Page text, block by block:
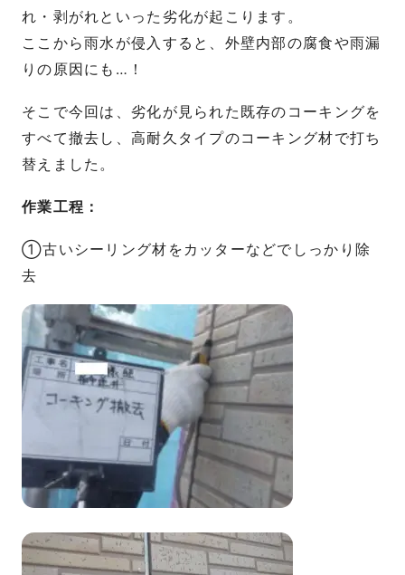
れ・剥がれといった劣化が起こります。
ここから雨水が侵入すると、外壁内部の腐食や雨漏
りの原因にも…！
そこで今回は、劣化が見られた既存のコーキングを
すべて撤去し、高耐久タイプのコーキング材で打ち
替えました。
作業工程：
①古いシーリング材をカッターなどでしっかり除
去